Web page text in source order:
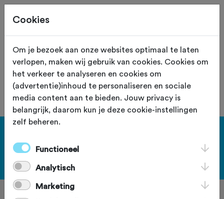
Site staat in teststand
XS
De vereniging met nummer "105053" is
niet gevonden.
Cookies
Om je bezoek aan onze websites optimaal te laten
verlopen, maken wij gebruik van cookies. Cookies om
het verkeer te analyseren en cookies om
(advertentie)inhoud te personaliseren en sociale
media content aan te bieden. Jouw privacy is
belangrijk, daarom kun je deze cookie-instellingen
zelf beheren.
Functioneel
Analytisch
Marketing